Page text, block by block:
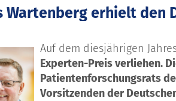
Wartenberg erhielt den
Auf dem diesjährigen
Experten-Preis verliehen.
Patientenforschungsrats
Vorsitzenden der